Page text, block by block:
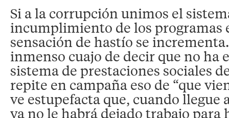
Si a la corrupción unimos el
incumplimiento de los programas
sensación de hastío se
inmenso cuajo de decir que no ha
sistema de prestaciones sociales
repite en campaña eso de “que
ve estupefacta que, cuando llegue
ya no le habrá dejado trabajo para